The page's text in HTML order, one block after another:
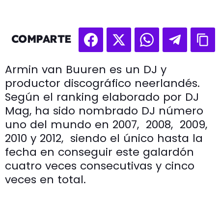
COMPARTE
Armin van Buuren es un DJ y
productor discográfico neerlandés.
Según el ranking elaborado por DJ
Mag, ha sido nombrado DJ número
uno del mundo en 2007, ​ 2008, ​ 2009, ​
2010​ y 2012, ​ siendo el único hasta la
fecha en conseguir este galardón
cuatro veces consecutivas y cinco
veces en total.